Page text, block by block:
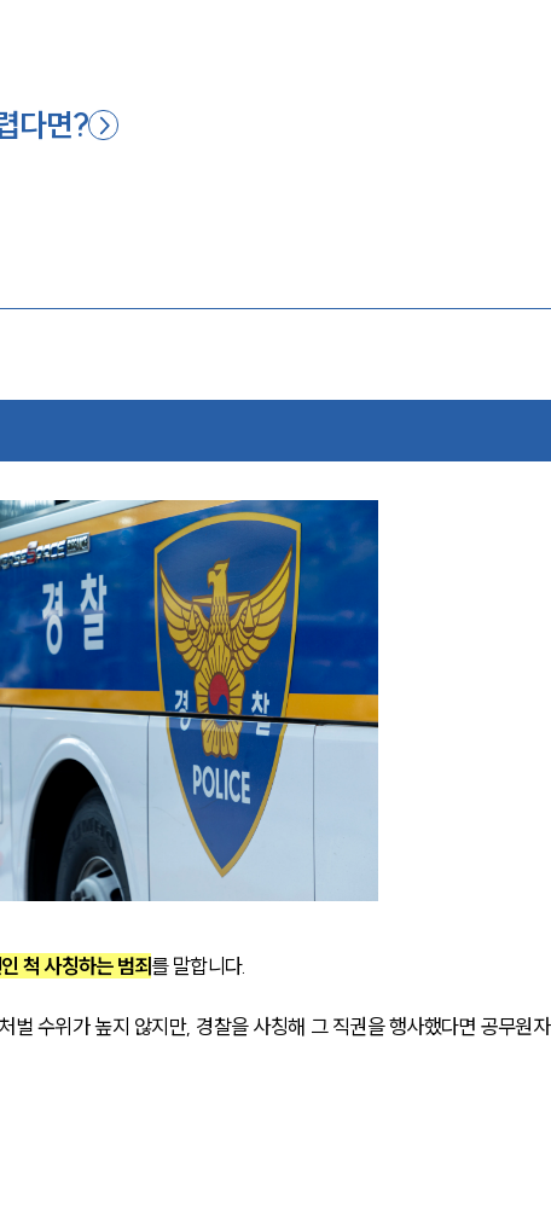
다면?
척 사칭하는 범죄를 말합니다.
벌 수위가 높지 않지만, 경찰을 사칭해 그 직권을 행사했다면 공무원자